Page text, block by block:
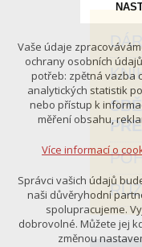
Technická cookies
nutná pro
udržení kontextu
případná
Volitelná cookies
analytická pro
vyhodnocení
marketingová
Více informací o
Vaše údaje
ochrany osobních
potřeb: zpětná vazba
analytických statistik
nebo přístup k
měření obsahu,
Více informací o
Správci vašich údajů
naši důvěryhodní
spolupracujeme.
dobrovolné. Můžete jej
změnou